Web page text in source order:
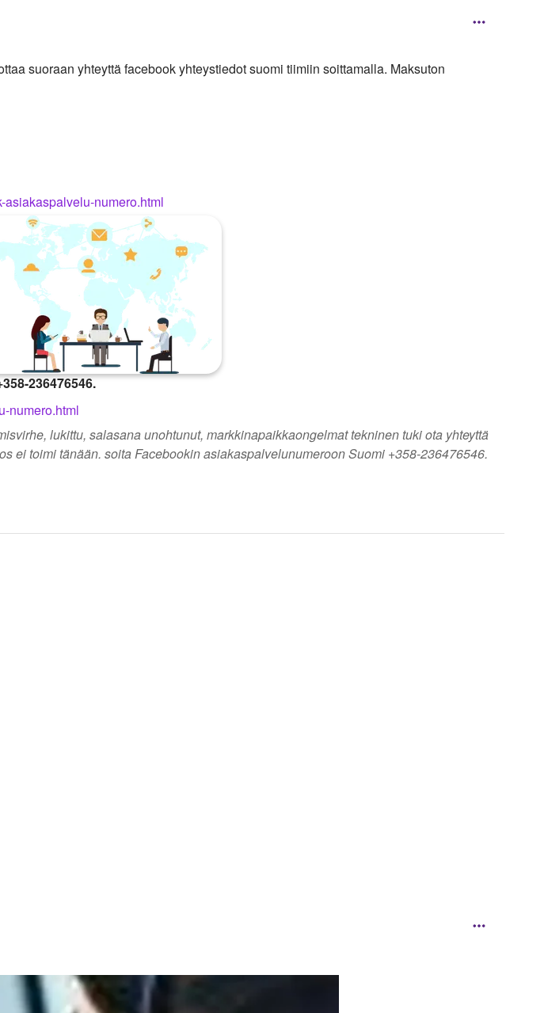
suoraan yhteyttä facebook yhteystiedot suomi tiimiin soittamalla. Maksuton
asiakaspalvelu-numero.html
236476546.
numero.html
lukittu, salasana unohtunut, markkinapaikkaongelmat tekninen tuki ota yhteyttä
ei toimi tänään. soita Facebookin asiakaspalvelunumeroon Suomi +358-236476546.